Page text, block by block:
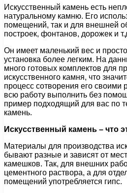
Искусственный камень есть
натуральному камню. Его
помещений, так и для внешней
построек, фонтанов, дорожек и
Он имеет маленький вес и
установка более легким. На
много готовых комплектов для
искусственного камня, что
процесс сотворения его своими
всю работу выполнить без
пример подходящий для вас по
камень.
Искусственный камень – что
Материалы для производства
бывают разные и зависят от
камешков. Так, для внешних
цементного раствора, а для
помещений употребляется гипс.